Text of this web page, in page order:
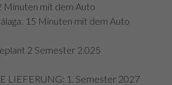
Minuten mit dem Auto
15 Minuten mit dem Auto
2 Semester 2.025
LIEFERUNG: 1. Semester 2027